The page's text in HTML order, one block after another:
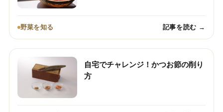
野菜を知る 記事を読む →
自宅でチャレンジ！かつお節の削り
方